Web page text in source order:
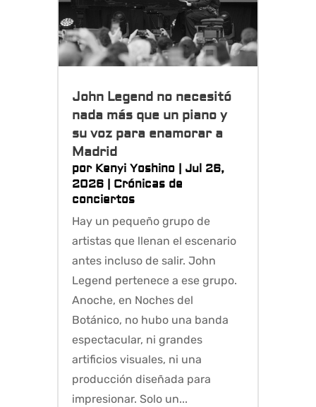
John Legend no necesitó
nada más que un piano y
su voz para enamorar a
Madrid
por Kenyi Yoshino| Jul 26,
2026| Crónicas de
conciertos
Hay un pequeño grupo de
artistas que llenan el escenario
antes incluso de salir. John
Legend pertenece a ese grupo.
Anoche, en Noches del
Botánico, no hubo una banda
espectacular, ni grandes
artificios visuales, ni una
producción diseñada para
impresionar. Solo un...